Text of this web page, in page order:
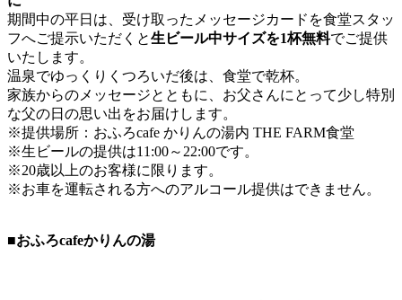
期間中の平日は、受け取ったメッセージカードを食堂スタッ
フへご提示いただくと生ビール中サイズを1杯無料でご提供
いたします。
温泉でゆっくりくつろいだ後は、食堂で乾杯。
家族からのメッセージとともに、お父さんにとって少し特別
な父の日の思い出をお届けします。
※提供場所：おふろcafe かりんの湯内 THE FARM食堂
※生ビールの提供は11:00～22:00です。
※20歳以上のお客様に限ります。
※お車を運転される方へのアルコール提供はできません。
■おふろcafeかりんの湯